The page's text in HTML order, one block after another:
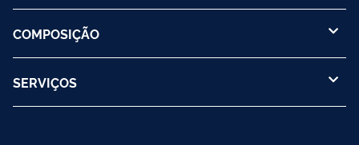
COMPOSIÇÃO
SERVIÇOS